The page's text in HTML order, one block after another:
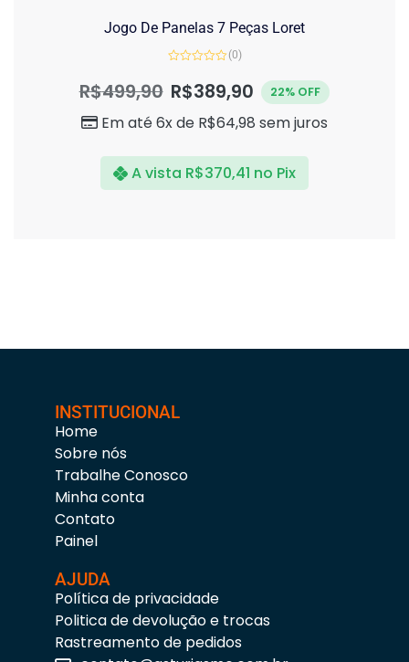
Jogo De Panelas 7 Peças Loret
de
(0)
R$499,90 R$389,90 22% OFF
Em até 6x de R$64,98 sem juros
A vista R$370,41 no Pix
INSTITUCIONAL
Home
Sobre nós
Trabalhe Conosco
Minha conta
Contato
Painel
AJUDA
Política de privacidade
Politica de devolução e trocas
Rastreamento de pedidos